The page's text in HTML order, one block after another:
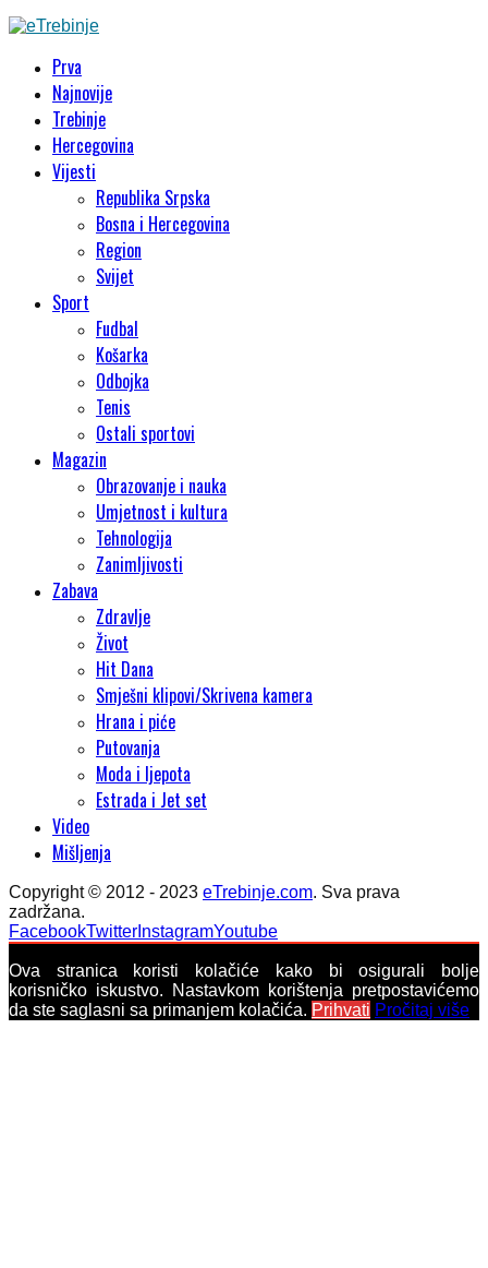
Prva
Najnovije
Trebinje
Hercegovina
Vijesti
Republika Srpska
Bosna i Hercegovina
Region
Svijet
Sport
Fudbal
Košarka
Odbojka
Tenis
Ostali sportovi
Magazin
Obrazovanje i nauka
Umjetnost i kultura
Tehnologija
Zanimljivosti
Zabava
Zdravlje
Život
Hit Dana
Smješni klipovi/Skrivena kamera
Hrana i piće
Putovanja
Moda i ljepota
Estrada i Jet set
Video
Mišljenja
Copyright © 2012 - 2023 eTrebinje.com. Sva prava
zadržana.
FacebookTwitter InstagramYoutube
Ova stranica koristi kolačiće kako bi osigurali bolje
korisničko iskustvo. Nastavkom korištenja pretpostavićemo
da ste saglasni sa primanjem kolačića. Prihvati Pročitaj više